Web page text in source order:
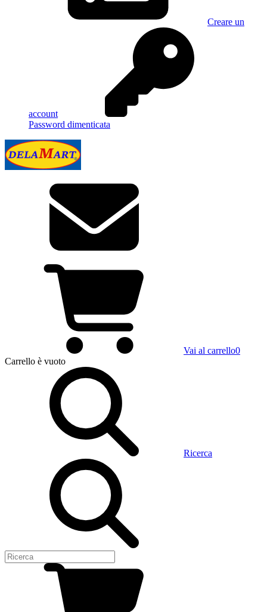
Creare un
account
Password dimenticata
Vai al carrello0
Carrello è vuoto
Ricerca